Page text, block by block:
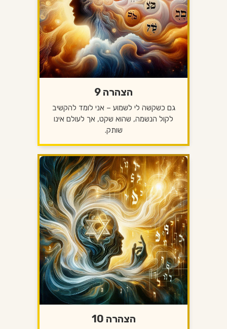
הצהרה 9
גם כשקשה לי לשמוע – אני לומד להקשיב
לקול הנשמה, שהוא שקט, אך לעולם אינו
שותק.
הצהרה 10